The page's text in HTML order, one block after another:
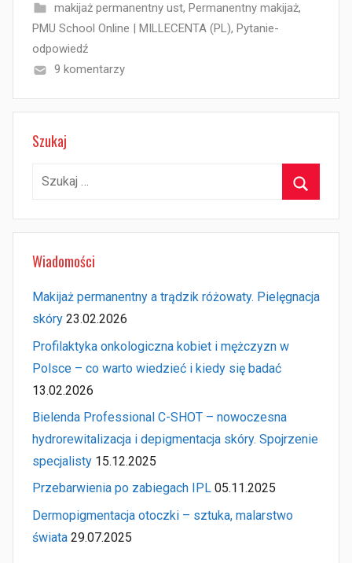
makijaż permanentny ust, Permanentny makijaż,
PMU School Online | MILLECENTA (PL), Pytanie-
odpowiedź
9 komentarzy
Szukaj
Szukaj:
Wiadomości
Makijaż permanentny a trądzik różowaty. Pielęgnacja
skóry 23.02.2026
Profilaktyka onkologiczna kobiet i mężczyzn w
Polsce – co warto wiedzieć i kiedy się badać
13.02.2026
Bielenda Professional C-SHOT – nowoczesna
hydrorewitalizacja i depigmentacja skóry. Spojrzenie
specjalisty 15.12.2025
Przebarwienia po zabiegach IPL 05.11.2025
Dermopigmentacja otoczki – sztuka, malarstwo
świata 29.07.2025